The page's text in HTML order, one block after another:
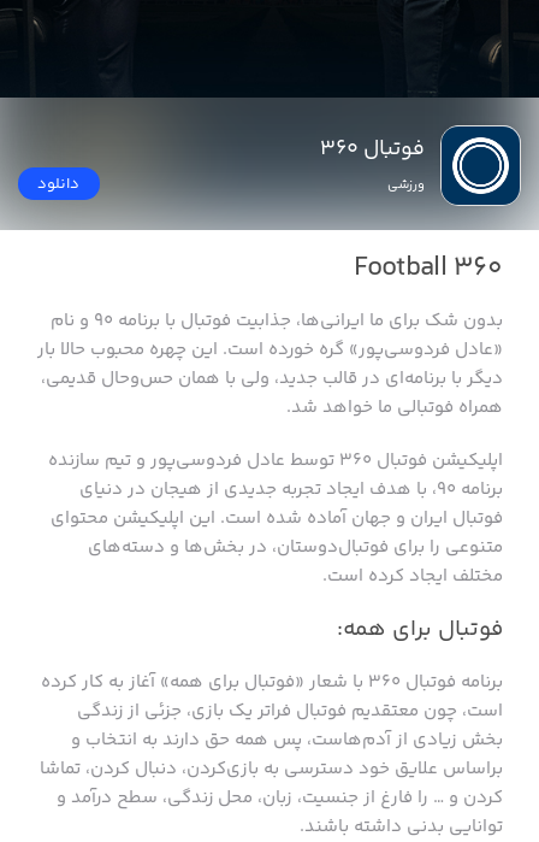
فوتبال ۳۶۰
دانلود ورزشی
Football 360
بدون شک برای ما ایرانی‌ها، جذابیت‌ فوتبال با برنامه ۹۰ و نام
«عادل فردوسی‌پور» گره خورده است. این چهره‌ محبوب حالا بار
دیگر با برنامه‌ای در قالب جدید، ولی با همان حس‌وحال قدیمی،
همراه فوتبالی ما خواهد شد.
اپلیکیشن فوتبال ۳۶۰ توسط عادل فردوسی‌پور و تیم سازنده
برنامه ۹۰، با هدف ایجاد تجربه جدیدی از هیجان در دنیای
فوتبال ایران و جهان آماده شده است. این اپلیکیشن محتوای
متنوعی را برای فوتبال‌دوستان، در بخش‌ها و دسته‌های
مختلف ایجاد کرده است.
فوتبال برای همه:
برنامه فوتبال ۳۶۰ با شعار «فوتبال برای همه» آغاز به کار کرده
است، چون معتقدیم فوتبال فراتر یک بازی، جزئی از زندگی
بخش زیادی از آدم‌هاست، پس همه حق دارند به انتخاب و
براساس علایق خود دسترسی به بازی‌کردن، دنبال کردن، تماشا
کردن و … را فارغ از جنسیت، زبان، محل زندگی، سطح درآمد و
توانایی بدنی داشته باشند.